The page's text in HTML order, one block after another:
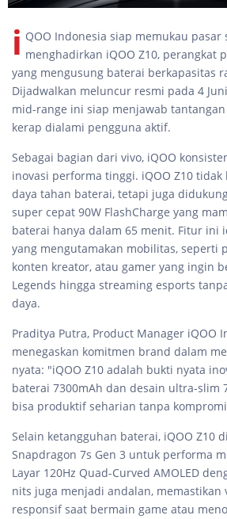
i QOO Indonesia siap memukau
menghadirkan iQOO Z10, perangkat
yang mengusung baterai berkapasitas
Dijadwalkan meluncur resmi pada 4
mid-range ini siap menjawab
kerap dialami pengguna aktif.
Sebagai bagian dari vivo, iQOO
inovasi performa tinggi. iQOO Z10
daya tahan baterai, tetapi juga
super cepat 90W FlashCharge yang
baterai hanya dalam 65 menit. Fitur ini
yang mengutamakan mobilitas, seperti
konten kreator, atau gamer yang ingin
Legends hingga streaming esports
daya.
Praditya Putra, Product Manager iQOO
menegaskan komitmen brand dalam
nyata: "iQOO Z10 adalah bukti nyata
baterai 7300mAh dan desain ultra-slim
bisa produktif seharian tanpa
Selain ketangguhan baterai, iQOO Z10
Snapdragon 7s Gen 3 untuk performa
Layar 120Hz Quad-Curved AMOLED
nits juga menjadi andalan, memastikan
responsif saat bermain game atau